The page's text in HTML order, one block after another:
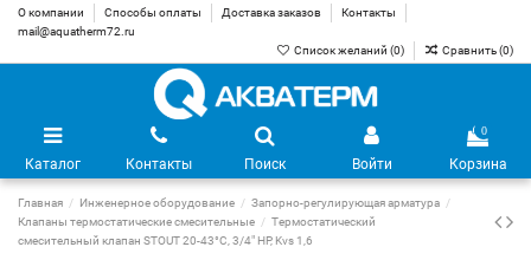
О компании Способы оплаты Доставка заказов
Контакты
mail@aquatherm72.ru
Список желаний (0) Сравнить (0)
Каталог Контакты Поиск Войти
0
Корзина
Главная Инженерное оборудование
Запорно-регулирующая арматура
Клапаны термостатические смесительные
Термостатический
смесительный клапан STOUT 20-43°C, 3/4" НР, Kvs 1,6